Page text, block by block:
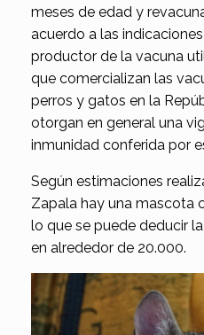
meses de edad y
acuerdo a las
productor de la vacuna
que comercializan las
perros y gatos en la
otorgan en general una
inmunidad conferida por
Según estimaciones
Zapala hay una mascota
lo que se puede deducir
en alrededor de 20.000.